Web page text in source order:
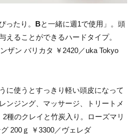
ったり。 Bと一緒に週1で使用」。頭
えることができるハードタイプ。
ザン バリカタ ￥2420／uka Tokyo
に使うとすっきり軽い頭皮になって
ンジング、マッサージ、トリートメ
種のクレイと竹炭入り。ローズマリ
200ｇ ￥3300／ヴェレダ